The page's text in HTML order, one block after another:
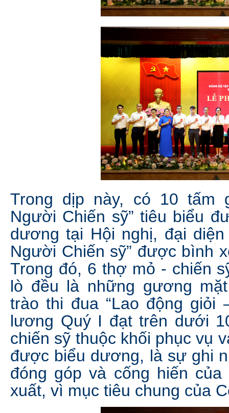
Trong dịp này, có 10 tấm
Người Chiến sỹ” tiêu biểu
dương tại Hội nghị, đại
Người Chiến sỹ” được bình
Trong đó, 6 thợ mỏ - chiến
lò đều là những gương
trào thi đua “Lao động giỏi
lương Quý I đạt trên dưới
chiến sỹ thuộc khối phục vụ
được biểu dương, là sự ghi
đóng góp và cống hiến
xuất, vì mục tiêu chung của